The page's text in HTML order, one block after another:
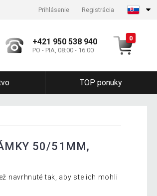
Prihlásenie Registrácia
+421 950 538 940
PO - PIA, 08:00 - 16:00
0
TOP ponuky
50/51MM,
navrhnuté tak, aby ste ich mohli